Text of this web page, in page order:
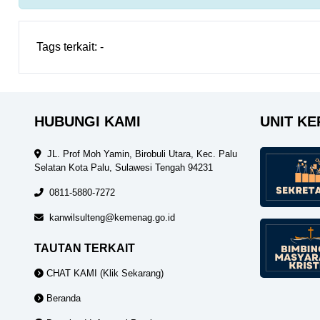
Tags terkait: -
HUBUNGI KAMI
JL. Prof Moh Yamin, Birobuli Utara, Kec. Palu
Selatan Kota Palu, Sulawesi Tengah 94231
0811-5880-7272
kanwilsulteng@kemenag.go.id
TAUTAN TERKAIT
CHAT KAMI (Klik Sekarang)
Beranda
UNIT